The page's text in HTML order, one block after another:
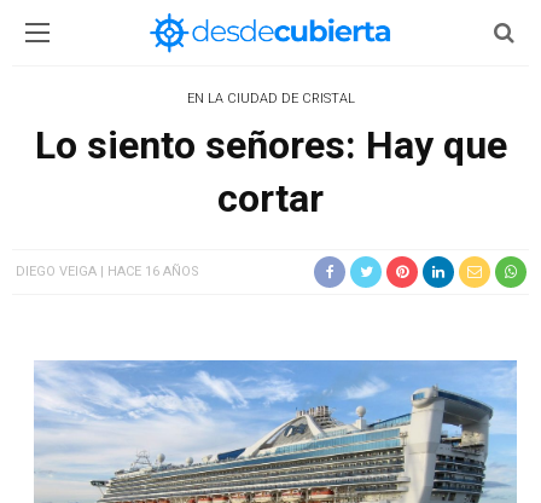
EN LA CIUDAD DE CRISTAL
Lo siento señores: Hay que
cortar
DIEGO VEIGA HACE 16 AÑOS